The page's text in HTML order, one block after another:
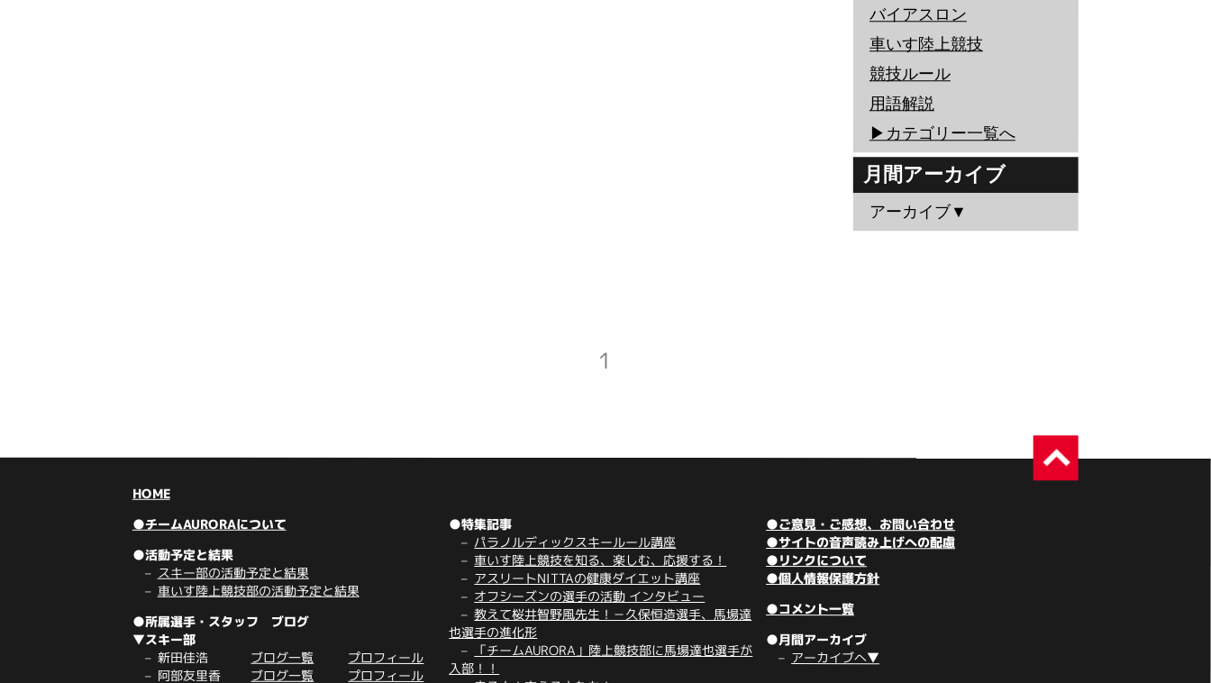
バイアスロン
車いす陸上競技
競技ルール
用語解説
▶︎カテゴリー一覧へ
月間アーカイブ
アーカイブ▼
1
HOME
●チームAURORAについて
●活動予定と結果
スキー部の活動予定と結果
車いす陸上競技部の活動予定と結果
●所属選手・スタッフ ブログ
▼スキー部
新田佳浩 ブログ一覧 プロフィール
阿部友里香 ブログ一覧 プロフィール
●特集記事
パラノルディックスキールール講座
車いす陸上競技を知る、楽しむ、応援する！
アスリートNITTAの健康ダイエット講座
オフシーズンの選手の活動 インタビュー
教えて桜井智野風先生！－久保恒造選手、馬場達
也選手の進化形
「チームAURORA」陸上競技部に馬場達也選手が
入部！！
●ご意見・ご感想、お問い合わせ
●サイトの音声読み上げへの配慮
●リンクについて
●個人情報保護方針
●コメント一覧
●月間アーカイブ
アーカイブへ▼